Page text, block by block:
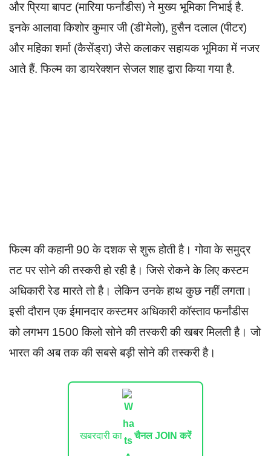
और प्रिया बापट (मारिया फर्नांडीस) ने मुख्य भूमिका निभाई है.
इनके आलावा किशोर कुमार जी (डी’मेलो), हुसैन दलाल (पीटर)
और महिका शर्मा (कैसेंड्रा) जैसे कलाकर सहायक भूमिका में नजर
आते हैं. फिल्म का डायरेक्शन सेजल शाह द्वारा किया गया है.
फिल्म की कहानी 90 के दशक से शुरू होती है। गोवा के समुद्र
तट पर सोने की तस्करी हो रही है। जिसे रोकने के लिए कस्टम
अधिकारी रेड मारते तो है। लेकिन उनके हाथ कुछ नहीं लगता।
इसी दौरान एक ईमानदार कस्टमर अधिकारी कॉस्‍ताव फर्नांडीस
को लगभग 1500 किलो सोने की तस्करी की खबर मिलती है। जो
भारत की अब तक की सबसे बड़ी सोने की तस्करी है।
खबरदारी का चैनल JOIN करें